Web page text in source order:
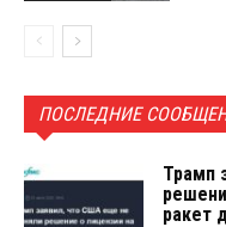
ПОСЛЕДНИЕ
Трамп
ракет